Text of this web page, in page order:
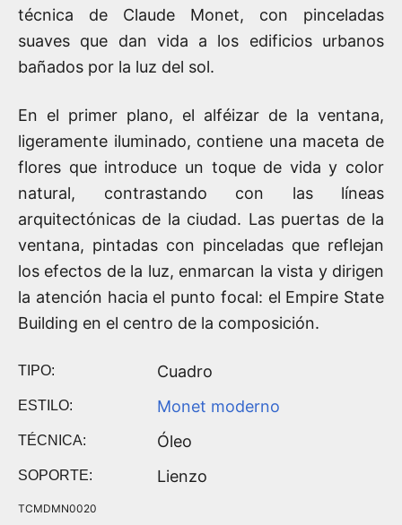
técnica de Claude Monet, con pinceladas
suaves que dan vida a los edificios urbanos
bañados por la luz del sol.
En el primer plano, el alféizar de la ventana,
ligeramente iluminado, contiene una maceta de
flores que introduce un toque de vida y color
natural, contrastando con las líneas
arquitectónicas de la ciudad. Las puertas de la
ventana, pintadas con pinceladas que reflejan
los efectos de la luz, enmarcan la vista y dirigen
la atención hacia el punto focal: el Empire State
Building en el centro de la composición.
TIPO: Cuadro
ESTILO: Monet moderno
TÉCNICA: Óleo
SOPORTE: Lienzo
TCMDMN0020